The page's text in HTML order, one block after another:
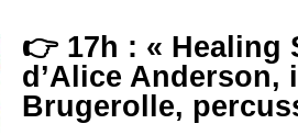
👉 17h : « Healing
d’Alice Anderson,
Brugerolle,